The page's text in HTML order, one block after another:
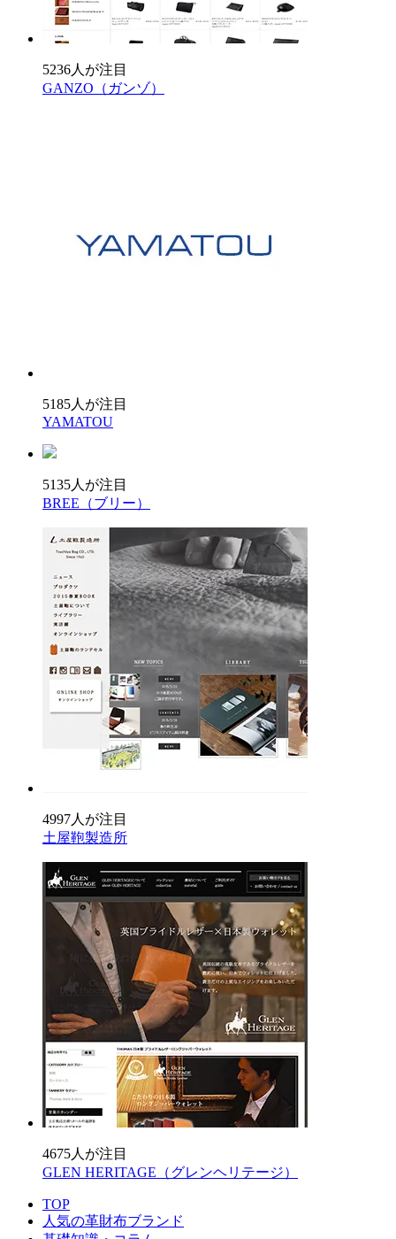
5236人が注目
GANZO（ガンゾ）
5185人が注目
YAMATOU
5135人が注目
BREE（ブリー）
4997人が注目
土屋鞄製造所
4675人が注目
GLEN HERITAGE（グレンヘリテージ）
TOP
人気の革財布ブランド